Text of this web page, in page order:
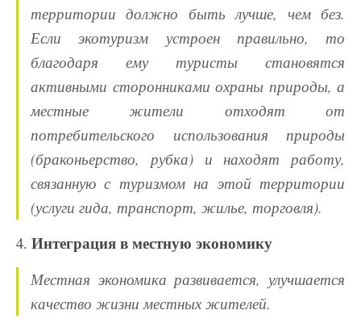
территории должно быть лучше, чем без.
Если экотуризм устроен правильно, то
благодаря ему туристы становятся
активными сторонниками охраны природы, а
местные жители отходят от
потребительского использования природы
(браконьерство, рубка) и находят работу,
связанную с туризмом на этой территории
(услуги гида, транспорт, жилье, торговля).
4. Интеграция в местную экономику
Местная экономика развивается, улучшается
качество жизни местных жителей.